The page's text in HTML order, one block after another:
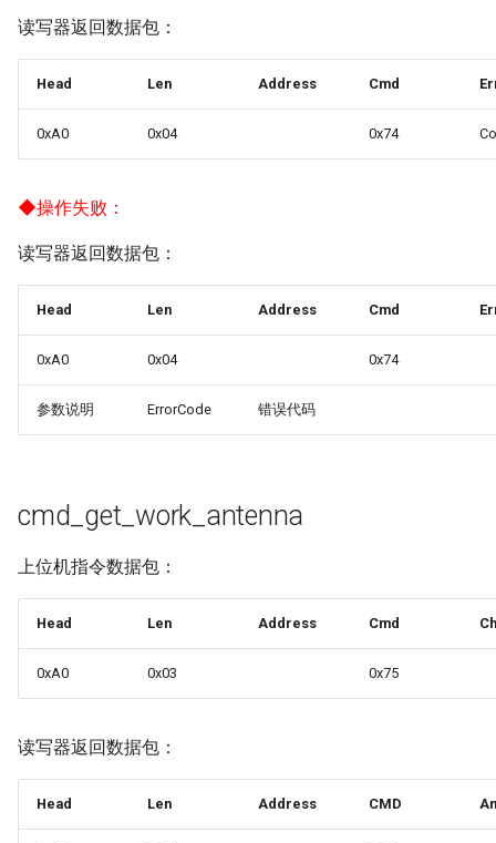
读写器返回数据包：
Head Len Address Cmd
0xA0 0x04 0x74
◆操作失败：
读写器返回数据包：
Head Len Address Cmd
0xA0 0x04 0x74
参数说明 ErrorCode 错误代码
cmd_get_work_antenna
上位机指令数据包：
Head Len Address Cmd
0xA0 0x03 0x75
读写器返回数据包：
Head Len Address CMD